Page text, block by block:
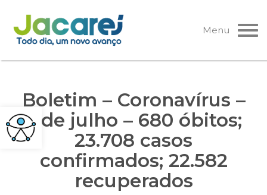
Pular
para
o
Menu
Boletim – Coronavírus –
2 de julho – 680 óbitos;
23.708 casos
confirmados; 22.582
recuperados